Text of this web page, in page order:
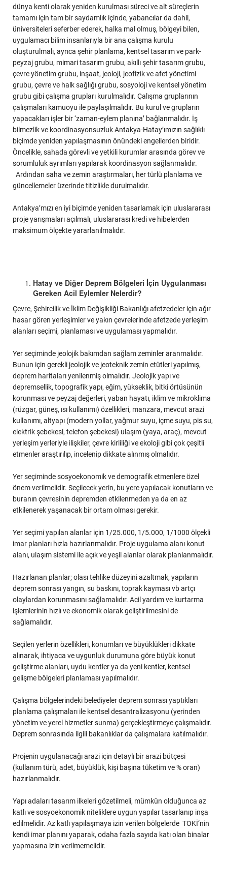
dünya kenti olarak yeniden kurulması süreci ve alt süreçlerin
tamamı için tam bir saydamlık içinde, yabancılar da dahil,
üniversiteleri seferber ederek, halka mal olmuş, bölgeyi bilen,
uygulamacı bilim insanlarıyla bir ana çalışma kurulu
oluşturulmalı, ayrıca şehir planlama, kentsel tasarım ve park-
peyzaj grubu, mimari tasarım grubu, akıllı şehir tasarım grubu,
çevre yönetim grubu, inşaat, jeoloji, jeofizik ve afet yönetimi
grubu, çevre ve halk sağlığı grubu, sosyoloji ve kentsel yönetim
grubu gibi çalışma grupları kurulmalıdır. Çalışma gruplarının
çalışmaları kamuoyu ile paylaşılmalıdır. Bu kurul ve grupların
yapacakları işler bir ‘zaman-eylem planına’ bağlanmalıdır. İş
bilmezlik ve koordinasyonsuzluk Antakya-Hatay’ımızın sağlıklı
biçimde yeniden yapılaşmasının önündeki engellerden biridir.
Öncelikle, sahada görevli ve yetkili kurumlar arasında görev ve
sorumluluk ayrımları yapılarak koordinasyon sağlanmalıdır.
Ardından saha ve zemin araştırmaları, her türlü planlama ve
güncellemeler üzerinde titizlikle durulmalıdır.
Antakya’mızı en iyi biçimde yeniden tasarlamak için uluslararası
proje yarışmaları açılmalı, uluslararası kredi ve hibelerden
maksimum ölçekte yararlanılmalıdır.
Hatay ve Diğer Deprem Bölgeleri İçin Uygulanması
Gereken Acil Eylemler Nelerdir?
Çevre, Şehircilik ve İklim Değişikliği Bakanlığı afetzedeler için ağır
hasar gören yerleşimler ve yakın çevrelerinde afetzede yerleşim
alanları seçimi, planlaması ve uygulaması yapmalıdır.
Yer seçiminde jeolojik bakımdan sağlam zeminler aranmalıdır.
Bunun için gerekli jeolojik ve jeoteknik zemin etütleri yapılmış,
deprem haritaları yenilenmiş olmalıdır. Jeolojik yapı ve
depremsellik, topografik yapı, eğim, yükseklik, bitki örtüsünün
korunması ve peyzaj değerleri, yaban hayatı, iklim ve mikroklima
(rüzgar, güneş, ısı kullanımı) özellikleri, manzara, mevcut arazi
kullanımı, altyapı (modern yollar, yağmur suyu, içme suyu, pis su,
elektrik şebekesi, telefon şebekesi) ulaşım (yaya, araç), mevcut
yerleşim yerleriyle ilişkiler, çevre kirliliği ve ekoloji gibi çok çeşitli
etmenler araştırılıp, incelenip dikkate alınmış olmalıdır.
Yer seçiminde sosyoekonomik ve demografik etmenlere özel
önem verilmelidir. Seçilecek yerin, bu yere yapılacak konutların ve
buranın çevresinin depremden etkilenmeden ya da en az
etkilenerek yaşanacak bir ortam olması gerekir.
Yer seçimi yapılan alanlar için 1/25.000, 1/5.000, 1/1000 ölçekli
imar planları hızla hazırlanmalıdır. Proje uygulama alanı konut
alanı, ulaşım sistemi ile açık ve yeşil alanlar olarak planlanmalıdır.
Hazırlanan planlar; olası tehlike düzeyini azaltmak, yapıların
deprem sonrası yangın, su baskını, toprak kayması vb artçı
olaylardan korunmasını sağlamalıdır. Acil yardım ve kurtarma
işlemlerinin hızlı ve ekonomik olarak geliştirilmesini de
sağlamalıdır.
Seçilen yerlerin özellikleri, konumları ve büyüklükleri dikkate
alınarak, ihtiyaca ve uygunluk durumuna göre büyük konut
geliştirme alanları, uydu kentler ya da yeni kentler, kentsel
gelişme bölgeleri planlaması yapılmalıdır.
Çalışma bölgelerindeki belediyeler deprem sonrası yaptıkları
planlama çalışmaları ile kentsel desantralizasyonu (yerinden
yönetim ve yerel hizmetler sunma) gerçekleştirmeye çalışmalıdır.
Deprem sonrasında ilgili bakanlıklar da çalışmalara katılmalıdır.
Projenin uygulanacağı arazi için detaylı bir arazi bütçesi
(kullanım türü, adet, büyüklük, kişi başına tüketim ve % oran)
hazırlanmalıdır.
Yapı adaları tasarım ilkeleri gözetilmeli, mümkün olduğunca az
katlı ve sosyoekonomik niteliklere uygun yapılar tasarlanıp inşa
edilmelidir. Az katlı yapılaşmaya izin verilen bölgelerde TOKİ‘nin
kendi imar planını yaparak, odaha fazla sayıda katı olan binalar
yapmasına izin verilmemelidir.